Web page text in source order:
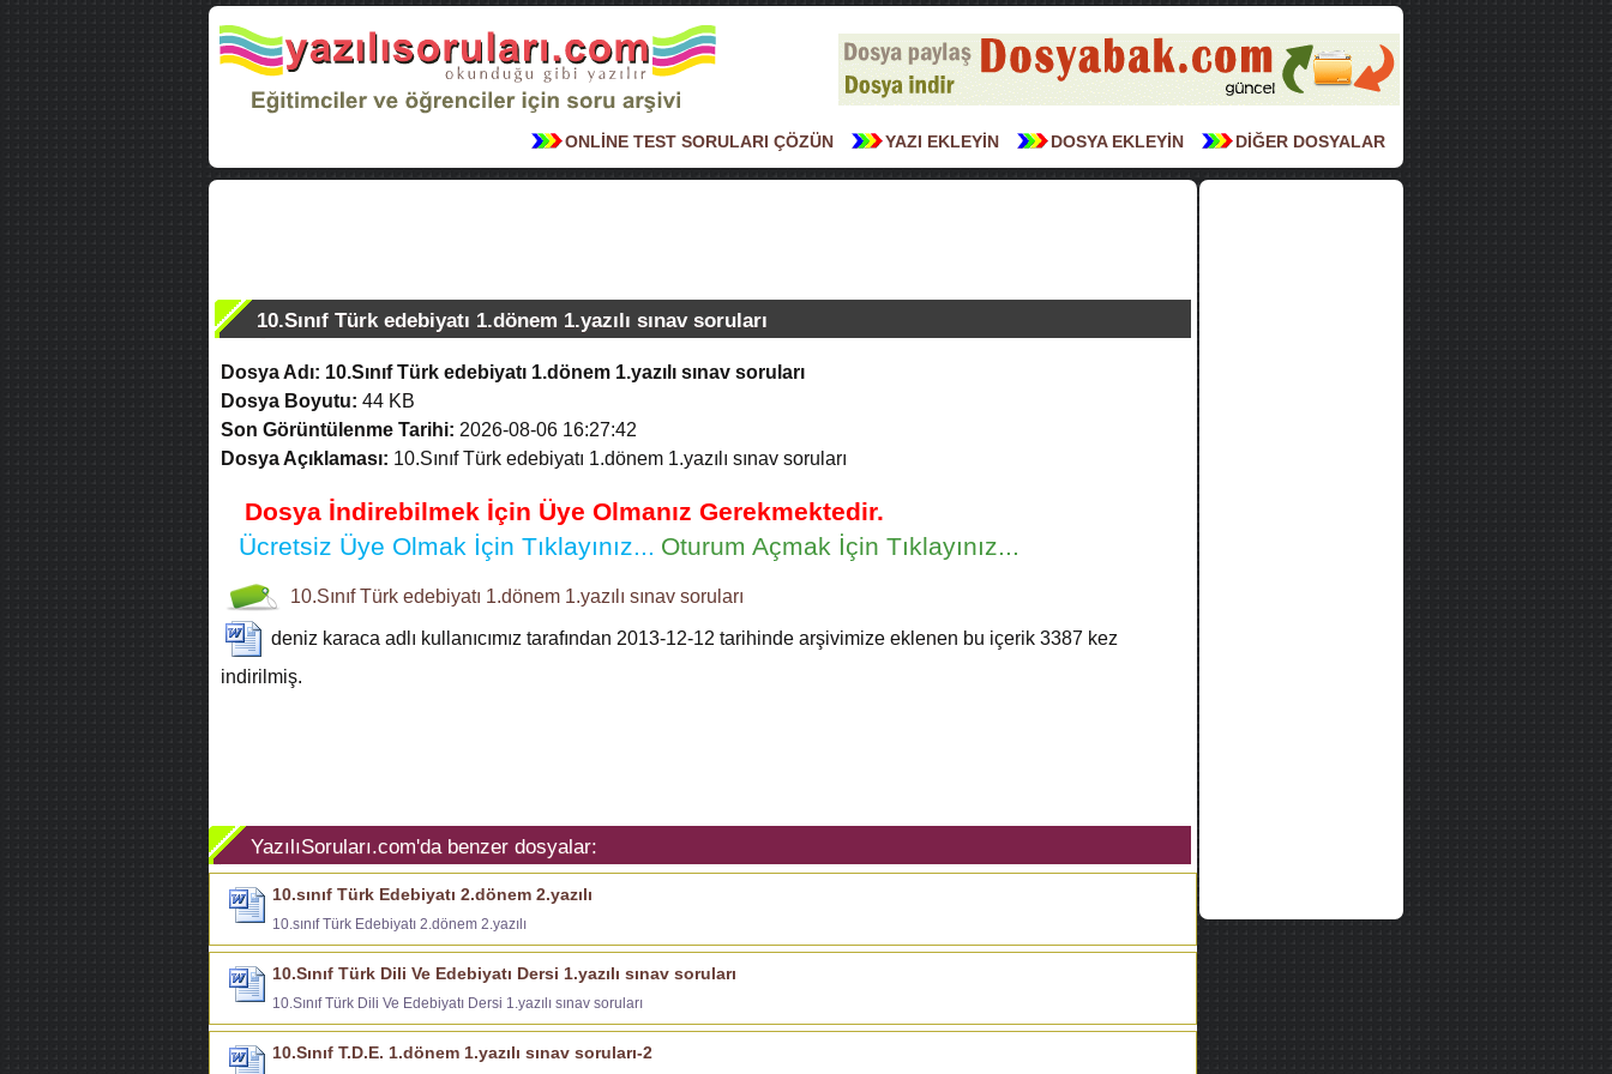
DİĞER DOSYALAR
DOSYA EKLEYİN
YAZI EKLEYİN
ONLİNE TEST SORULARI ÇÖZÜN
10.Sınıf Türk edebiyatı 1.dönem 1.yazılı sınav soruları
Dosya Adı: 10.Sınıf Türk edebiyatı 1.dönem 1.yazılı sınav soruları
Dosya Boyutu: 44 KB
Son Görüntülenme Tarihi: 2026-08-06 16:27:42
Dosya Açıklaması: 10.Sınıf Türk edebiyatı 1.dönem 1.yazılı sınav soruları
Dosya İndirebilmek İçin Üye Olmanız Gerekmektedir.
Ücretsiz Üye Olmak İçin Tıklayınız... Oturum Açmak İçin Tıklayınız...
10.Sınıf Türk edebiyatı 1.dönem 1.yazılı sınav soruları
deniz karaca adlı kullanıcımız tarafından 2013-12-12 tarihinde arşivimize eklenen bu içerik 3387 kez
indirilmiş.
YazılıSoruları.com'da benzer dosyalar:
10.sınıf Türk Edebiyatı 2.dönem 2.yazılı
10.sınıf Türk Edebiyatı 2.dönem 2.yazılı
10.Sınıf Türk Dili Ve Edebiyatı Dersi 1.yazılı sınav soruları
10.Sınıf Türk Dili Ve Edebiyatı Dersi 1.yazılı sınav soruları
10.Sınıf T.D.E. 1.dönem 1.yazılı sınav soruları-2